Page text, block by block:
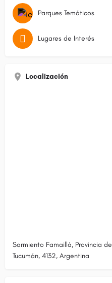
Parques Temáticos
Lugares de Interés
Localización
Sarmiento Famaillá, Provincia de
Tucumán, 4132, Argentina